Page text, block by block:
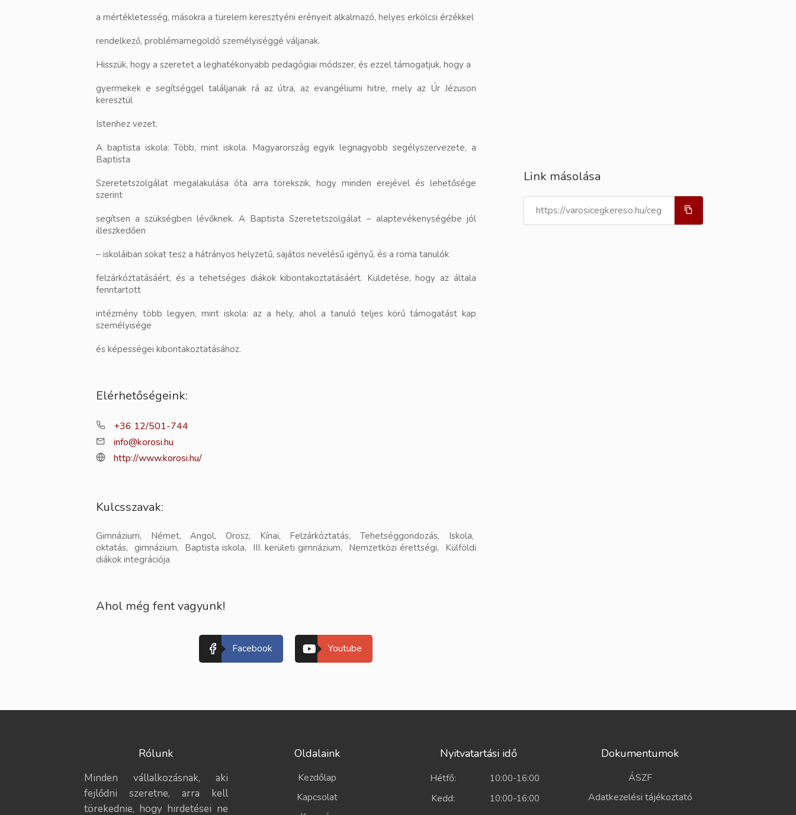
a mértékletesség, másokra a türelem keresztyéni erényeit alkalmazó, helyes erkölcsi érzékkel
rendelkező, problémamegoldó személyiséggé váljanak.
Hisszük, hogy a szeretet a leghatékonyabb pedagógiai módszer, és ezzel támogatjuk, hogy a
gyermekek e segítséggel találjanak rá az útra, az evangéliumi hitre, mely az Úr Jézuson
keresztül
Istenhez vezet.
A baptista iskola: Több, mint iskola. Magyarország egyik legnagyobb segélyszervezete, a
Baptista
Szeretetszolgálat megalakulása óta arra törekszik, hogy minden erejével és lehetősége
szerint
segítsen a szükségben lévőknek. A Baptista Szeretetszolgálat – alaptevékenységébe jól
illeszkedően
– iskoláiban sokat tesz a hátrányos helyzetű, sajátos nevelésű igényű, és a roma tanulók
felzárkóztatásáért, és a tehetséges diákok kibontakoztatásáért. Küldetése, hogy az általa
fenntartott
intézmény több legyen, mint iskola: az a hely, ahol a tanuló teljes körű támogatást kap
személyisége
és képességei kibontakoztatásához.
Elérhetőségeink:
+36 12/501-744
info@korosi.hu
http://www.korosi.hu/
Kulcsszavak:
Gimnázium, Német, Angol, Orosz, Kínai, Felzárkóztatás, Tehetséggondozás, Iskola,
oktatás, gimnázium, Baptista iskola, III. kerületi gimnázium, Nemzetközi érettségi, Külföldi
diákok integrációja
Ahol még fent vagyunk!
Facebook Youtube
Link másolása
Rólunk
Minden vállalkozásnak, aki
fejlődni szeretne, arra kell
törekednie, hogy hirdetései ne
Oldalaink
Kezdőlap
Kapcsolat
Nyitvatartási idő
Hétfő: 10:00-16:00
Kedd: 10:00-16:00
Dokumentumok
ÁSZF
Adatkezelési tájékoztató